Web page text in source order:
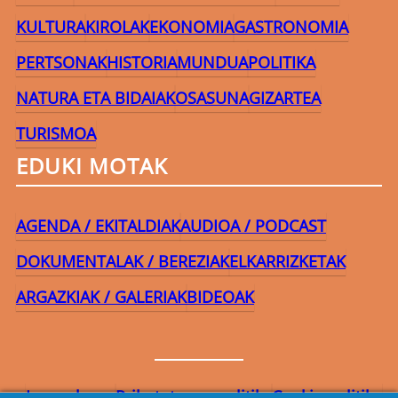
KULTURAKIROLAKEKONOMIAGASTRONOMIA
PERTSONAKHISTORIAMUNDUAPOLITIKA
NATURA ETA BIDAIAKOSASUNAGIZARTEA
TURISMOA
EDUKI MOTAK
AGENDA / EKITALDIAKAUDIOA / PODCAST
DOKUMENTALAK / BEREZIAKELKARRIZKETAK
ARGAZKIAK / GALERIAKBIDEOAK